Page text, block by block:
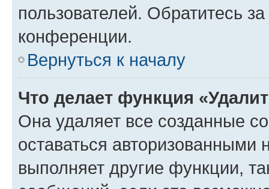
пользователей. Обратитесь
конференции.
Вернуться к началу
Что делает функция
Она удаляет все созданные
оставаться авторизованными
выполняет другие функции,